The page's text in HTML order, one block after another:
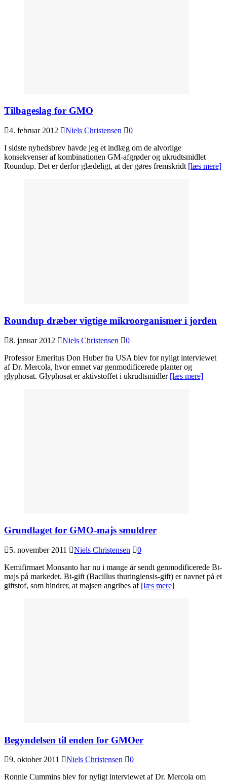
Tilbageslag for GMO
4. februar 2012 Niels Christensen
0
I sidste nyhedsbrev havde jeg et indlæg om de alvorlige
konsekvenser af kombinationen GM-afgrøder og ukrudtsmidlet
Roundup. Det er derfor glædeligt, at der gøres fremskridt [læs mere]
Roundup dræber vigtige mikroorganismer i jorden
8. januar 2012 Niels Christensen
0
Professor Emeritus Don Huber fra USA blev for nyligt interviewet
af Dr. Mercola, hvor emnet var genmodificerede planter og
glyphosat. Glyphosat er aktivstoffet i ukrudtsmidler [læs mere]
Grundlaget for GMO-majs smuldrer
5. november 2011 Niels Christensen
0
Kemifirmaet Monsanto har nu i mange år sendt genmodificerede Bt-
majs på markedet. Bt-gift (Bacillus thuringiensis-gift) er navnet på et
giftstof, som hindrer, at majsen angribes af [læs mere]
Begyndelsen til enden for GMOer
9. oktober 2011 Niels Christensen
0
Ronnie Cummins blev for nyligt interviewet af Dr. Mercola om